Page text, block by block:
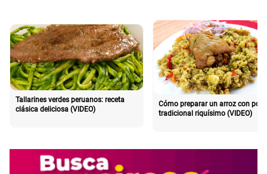
Tallarines verdes peruanos: receta
clásica deliciosa (VIDEO)
Cómo preparar un arroz con pollo
tradicional riquísimo (VIDEO)